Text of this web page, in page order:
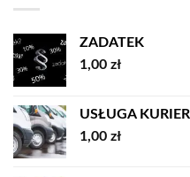
ZADATEK
1,00 zł
USŁUGA
1,00 zł